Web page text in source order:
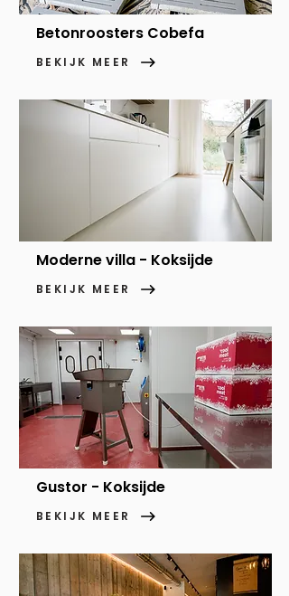
Betonroosters Cobefa
BEKIJK MEER
Moderne villa - Koksijde
BEKIJK MEER
Gustor - Koksijde
BEKIJK MEER